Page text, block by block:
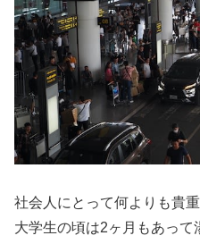
社会人にとって何よりも貴重
大学生の頃は2ヶ月もあって